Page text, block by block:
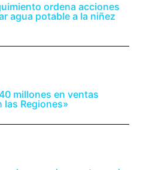
ordena acciones
agua potable a la niñez
millones en ventas
las Regiones»